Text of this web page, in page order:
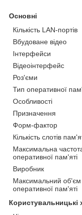
Основні
Кількість LAN-портів
Вбудоване відео
Інтерфейси
Відеоінтерфейс
Роз'єми
Тип оперативної
Особливості
Призначення
Форм-фактор
Кількість слотів
Максимальна
оперативної пам'яті
Виробник
Максимальний об'єм
оперативної пам'яті
Користувальницькі